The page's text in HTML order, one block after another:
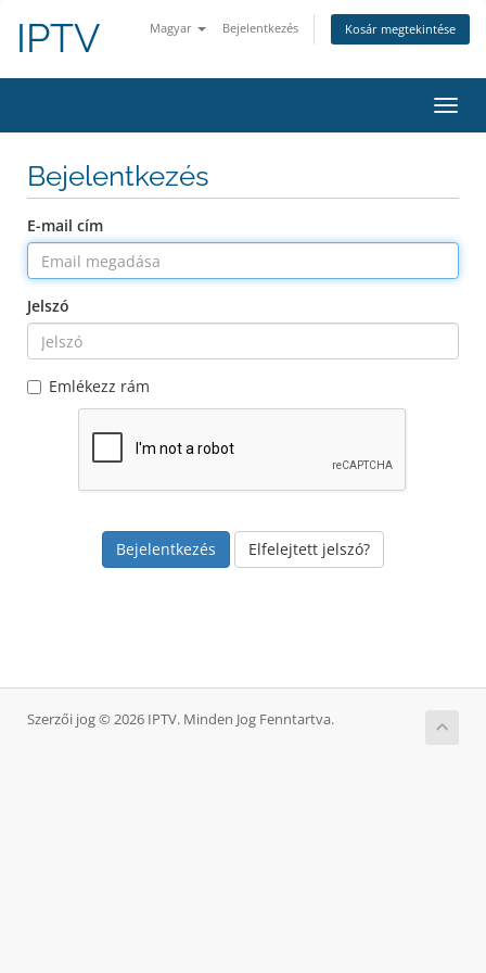
Magyar Bejelentkezés Kosár megtekintése
IPTV
a
Bejelentkezés
E-mail cím
Jelszó
Emlékezz rám
Elfelejtett jelszó?
Szerzői jog © 2026 IPTV. Minden Jog Fenntartva.